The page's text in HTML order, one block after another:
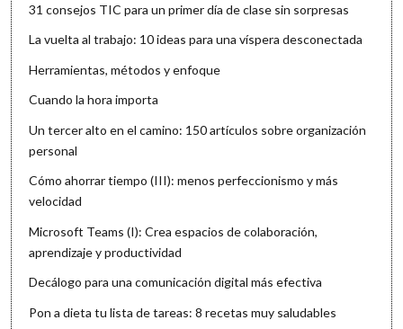
31 consejos TIC para un primer día de clase sin sorpresas
La vuelta al trabajo: 10 ideas para una víspera desconectada
Herramientas, métodos y enfoque
Cuando la hora importa
Un tercer alto en el camino: 150 artículos sobre organización
personal
Cómo ahorrar tiempo (III): menos perfeccionismo y más
velocidad
Microsoft Teams (I): Crea espacios de colaboración,
aprendizaje y productividad
Decálogo para una comunicación digital más efectiva
Pon a dieta tu lista de tareas: 8 recetas muy saludables